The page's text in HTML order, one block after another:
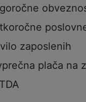
zaposlenih
plača na